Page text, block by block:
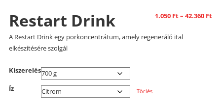
Restart Drink 1.050 Ft– 42.360 Ft
A Restart Drink egy porkoncentrátum, amely regeneráló ital
elkészítésére szolgál
Kiszerelés
Íz Törlés